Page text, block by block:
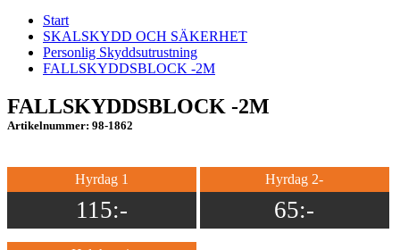
Start
SKALSKYDD OCH SÄKERHET
Personlig Skyddsutrustning
FALLSKYDDSBLOCK -2M
FALLSKYDDSBLOCK -2M
Artikelnummer: 98-1862
Hyrdag 1
115:-
Hyrdag 2-
65:-